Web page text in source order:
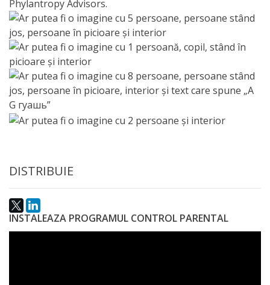
Anticorupție
Știri
și
Evenimente
regulamente
Legislație
internațională
Phylantropy Advisors.
DISTRIBUIE
INSTALEAZA PROGRAMUL CONTROL PARENTAL